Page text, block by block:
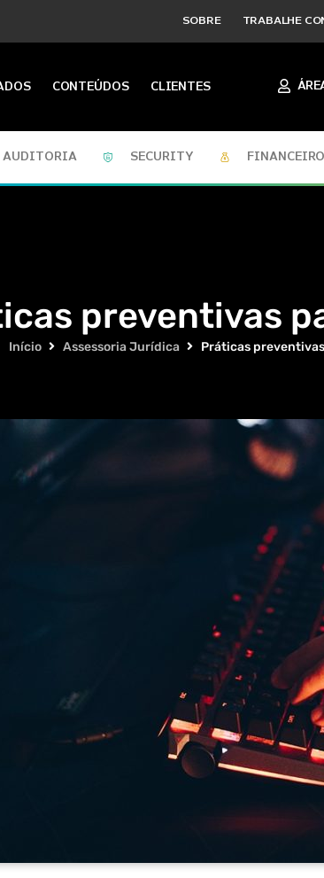
SOBRE TRABALHE
CONTEÚDOS CLIENTES
AUDITORIA SECURITY FINANCEIRO
preventivas
Início Assessoria Jurídica Práticas preventivas